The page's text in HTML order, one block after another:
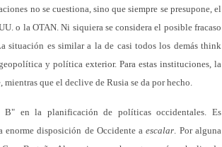
no se cuestiona, sino que siempre se presupone, el
o la OTAN. Ni siquiera se considera el posible fracaso
es similar a la de casi todos los demás think
y política exterior. Para estas instituciones, la
que el declive de Rusia se da por hecho.
B" en la planificación de políticas occidentales. Es
enorme disposición de Occidente aescalar. Por alguna